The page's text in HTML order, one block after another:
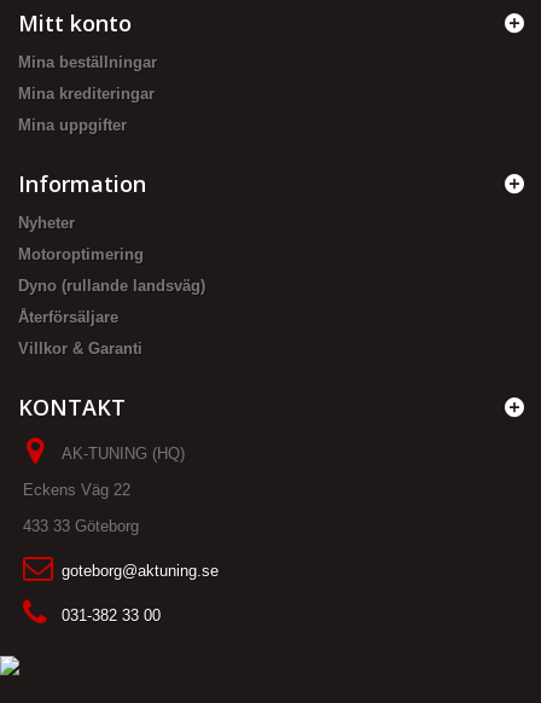
Mitt konto
Mina beställningar
Mina krediteringar
Mina uppgifter
Information
Nyheter
Motoroptimering
Dyno (rullande landsväg)
Återförsäljare
Villkor & Garanti
KONTAKT
AK-TUNING (HQ)
Eckens Väg 22
433 33 Göteborg
goteborg@aktuning.se
031-382 33 00